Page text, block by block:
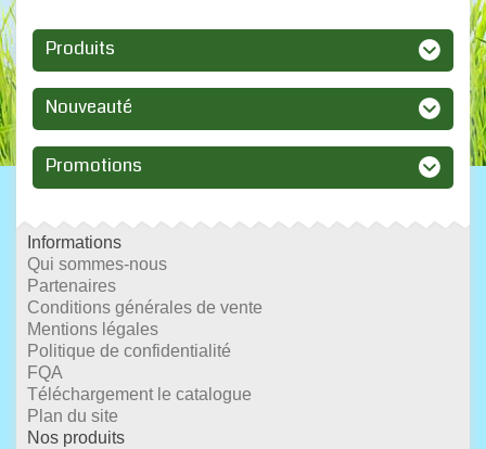
Produits
Nouveauté
Promotions
Informations
Qui sommes-nous
Partenaires
Conditions générales de vente
Mentions légales
Politique de confidentialité
FQA
Téléchargement le catalogue
Plan du site
Nos produits